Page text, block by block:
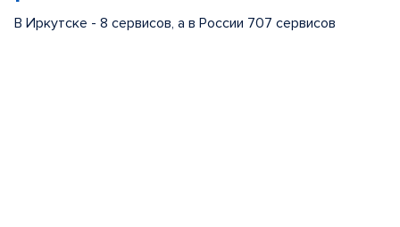
В Иркутске - 8 сервисов, а в России 707 сервисов